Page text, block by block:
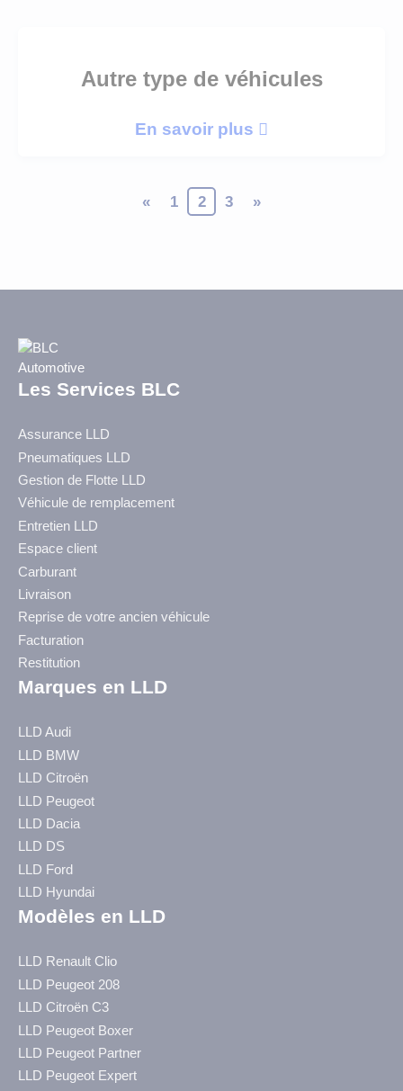
Autre type de véhicules
En savoir plus
« 1 2 3 »
Les Services BLC
Assurance LLD
Pneumatiques LLD
Gestion de Flotte LLD
Véhicule de remplacement
Entretien LLD
Espace client
Carburant
Livraison
Reprise de votre ancien véhicule
Facturation
Restitution
Marques en LLD
LLD Audi
LLD BMW
LLD Citroën
LLD Peugeot
LLD Dacia
LLD DS
LLD Ford
LLD Hyundai
Modèles en LLD
LLD Renault Clio
LLD Peugeot 208
LLD Citroën C3
LLD Peugeot Boxer
LLD Peugeot Partner
LLD Peugeot Expert